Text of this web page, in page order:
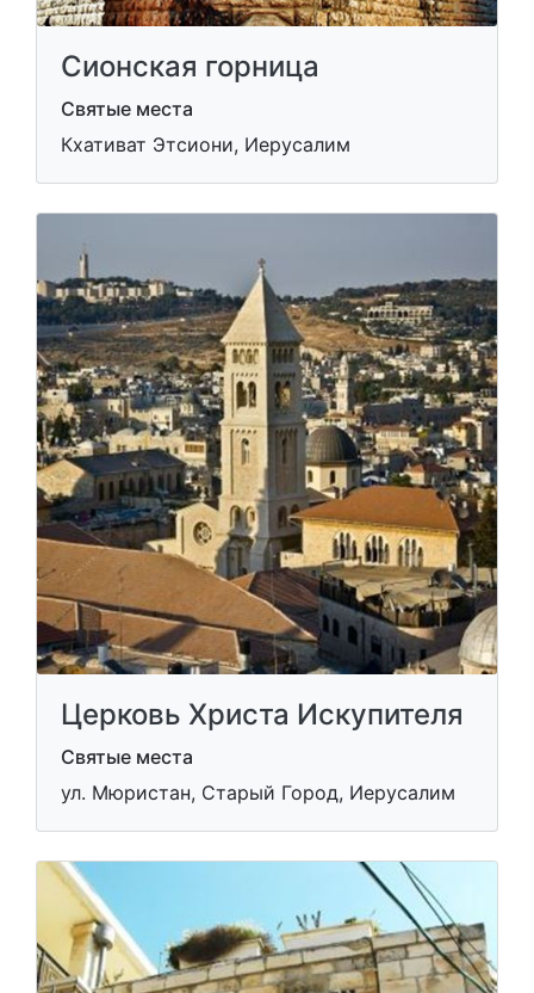
Сионская горница
Святые места
Кхативат Этсиони, Иерусалим
Церковь Христа Искупителя
Святые места
ул. Мюристан, Старый Город, Иерусалим